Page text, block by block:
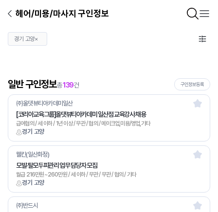
헤어/미용/마사지 구인정보
경기 고양×
일반 구인정보총139건 구인정보등록
경기 고양
㈜올댓뷰티아카데미일산
[코리아교육그룹]올댓뷰티아카데미 일산점 교육강사 채용
급여협의 / 세 이하 / 1년 이상 / 무관 / 협의 / 메이크업,미용/영업,기타
경기 고양
웰킨(일산화정)
모발·탈모두피관리 업무 담당자 모집
월급 216만원~260만원 / 세 이하 / 무관 / 무관 / 협의 / 기타
㈜반드시